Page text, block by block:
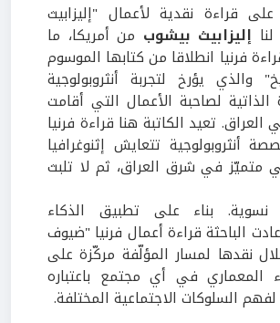
على قراءة نقدية لأعمال "إليزابيث
إليزابيث بيشوب من أمريكا، ما
فرنيا انطلاقا من كتابها الموسوم
والذي يؤرخ لتجربة أنثروبولوجية
الذاتية لصاحبة الأعمال التي أقامت
تعيد الكاتبة هنا قراءة فرنيا
أنثروبولوجية تتعايش إثنوغرافيا
في شرق العراق، ثم لا تلبث
نسوية. بناء على تطبيق الذكاء
الباحثة قراءة أعمال فرنيا "ضيوف
نقدها لمسار المؤلّفة مركّزة على
المعماري في أي مجتمع باعتباره
السلوكات الاجتماعية المختلفة.